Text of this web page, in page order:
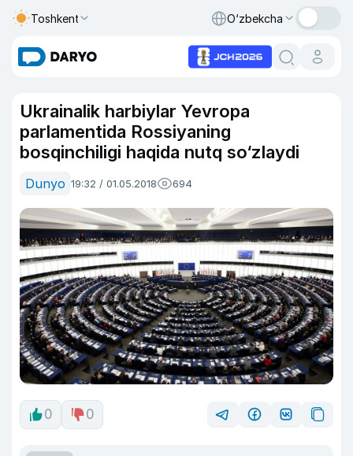
Toshkent O‘zbekcha
Ukrainalik harbiylar Yevropa
parlamentida Rossiyaning
bosqinchiligi haqida nutq so‘zlaydi
Dunyo 19:32 / 01.05.2018 694
0 0